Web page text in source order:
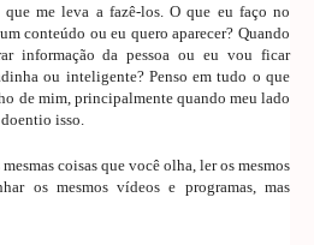
me leva a fazê-los. O que eu faço no
conteúdo ou eu quero aparecer? Quando
informação da pessoa ou eu vou ficar
ou inteligente? Penso em tudo o que
de mim, principalmente quando meu lado
isso.
coisas que você olha, ler os mesmos
os mesmos vídeos e programas, mas